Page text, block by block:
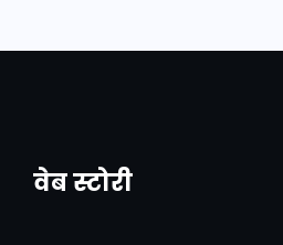
वेब स्टोरी
नया एक्सप्रेसवे: पूर्वांचल का